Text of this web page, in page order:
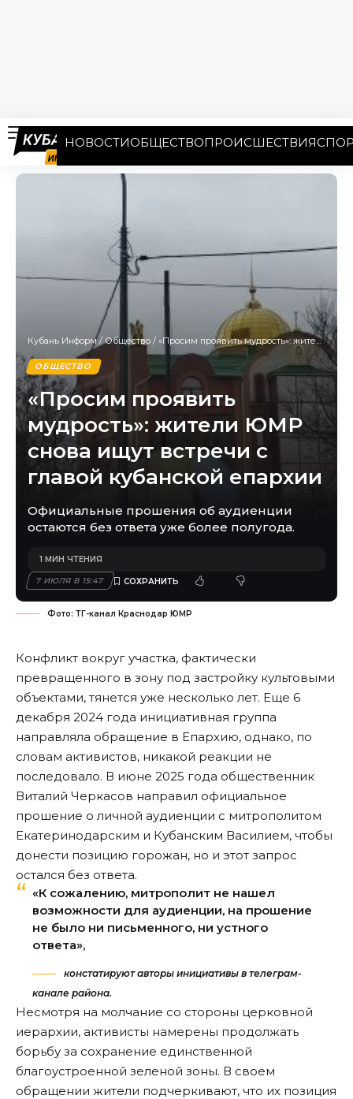
НОВОСТИОБЩЕСТВОПРОИСШЕСТВИЯ
Кубань Информ/Общество / «Просим проявить мудрость»: жители ЮМР снова ищут встречи с главой кубанской епархии
ОБЩЕСТВО
«Просим проявить
мудрость»: жители ЮМР
снова ищут встречи с
главой кубанской епархии
Официальные прошения об аудиенции
остаются без ответа уже более полугода.
7 ИЮЛЯ В 15:47
1 МИН ЧТЕНИЯ
Фото: ТГ-канал Краснодар ЮМР
Конфликт вокруг участка, фактически
превращенного в зону под застройку культовыми
объектами, тянется уже несколько лет. Еще 6
декабря 2024 года инициативная группа
направляла обращение в Епархию, однако, по
словам активистов, никакой реакции не
последовало. В июне 2025 года общественник
Виталий Черкасов направил официальное
прошение о личной аудиенции с митрополитом
Екатеринодарским и Кубанским Василием, чтобы
донести позицию горожан, но и этот запрос
остался без ответа.
«К сожалению, митрополит не нашел
возможности для аудиенции, на прошение
не было ни письменного, ни устного
ответа»,
констатируют авторы инициативы в телеграм-
канале района.
Несмотря на молчание со стороны церковной
иерархии, активисты намерены продолжать
борьбу за сохранение единственной
благоустроенной зеленой зоны. В своем
обращении жители подчеркивают, что их позиция